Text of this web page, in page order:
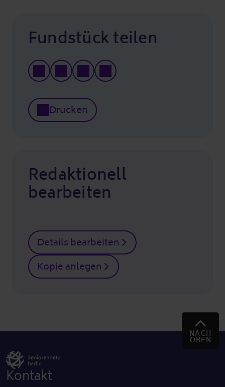
Fundstück teilen
Drucken
Redaktionell
bearbeiten
Details bearbeiten
Kopie anlegen
NACH
OBEN
Kontakt